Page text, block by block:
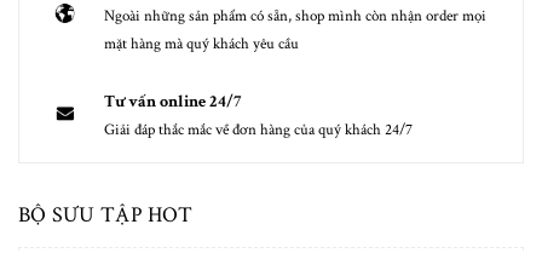
Ngoài những sản phẩm có sẵn, shop mình còn nhận order mọi
mặt hàng mà quý khách yêu cầu
Tư vấn online 24/7
Giải đáp thắc mắc về đơn hàng của quý khách 24/7
BỘ SƯU TẬP HOT